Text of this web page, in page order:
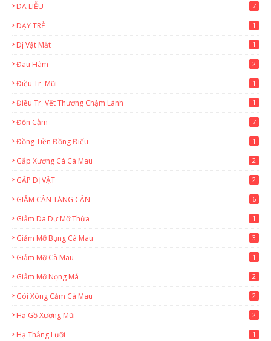
DA LIỄU 7
DẠY TRẺ 1
Dị Vật Mắt 1
Đau Hàm 2
Điều Trị Mũi 1
Điều Trị Vết Thương Chậm Lành 1
Độn Cằm 7
Đồng Tiền Đồng Điếu 1
Gắp Xương Cá Cà Mau 2
GẤP DỊ VẬT 2
GIẢM CÂN TĂNG CÂN 6
Giảm Da Dư Mỡ Thừa 1
Giảm Mỡ Bụng Cà Mau 3
Giảm Mỡ Cà Mau 1
Giảm Mỡ Nọng Má 2
Gói Xông Cảm Cà Mau 2
Hạ Gồ Xương Mũi 2
Hạ Thắng Lưỡi 1